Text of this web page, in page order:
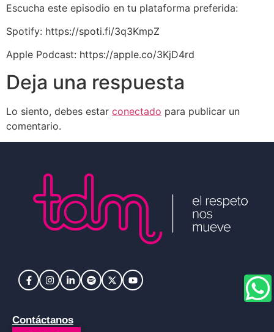
Escucha este episodio en tu plataforma preferida:
Spotify: https://spoti.fi/3q3KmpZ
Apple Podcast: https://apple.co/3KjD4rd
Deja una respuesta
Lo siento, debes estar conectado para publicar un
comentario.
Contáctanos